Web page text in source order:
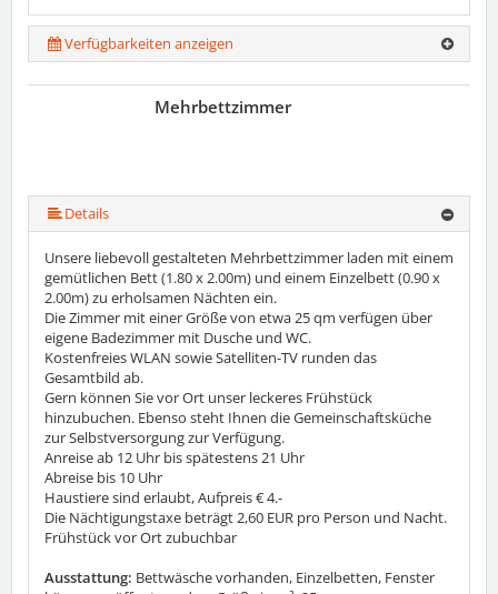
Verfügbarkeiten anzeigen
Mehrbettzimmer
Details
Unsere liebevoll gestalteten Mehrbettzimmer laden mit einem
gemütlichen Bett (1.80 x 2.00m) und einem Einzelbett (0.90 x
2.00m) zu erholsamen Nächten ein.
Die Zimmer mit einer Größe von etwa 25 qm verfügen über
eigene Badezimmer mit Dusche und WC.
Kostenfreies WLAN sowie Satelliten-TV runden das
Gesamtbild ab.
Gern können Sie vor Ort unser leckeres Frühstück
hinzubuchen. Ebenso steht Ihnen die Gemeinschaftsküche
zur Selbstversorgung zur Verfügung.
Anreise ab 12 Uhr bis spätestens 21 Uhr
Abreise bis 10 Uhr
Haustiere sind erlaubt, Aufpreis € 4.-
Die Nächtigungstaxe beträgt 2,60 EUR pro Person und Nacht.
Frühstück vor Ort zubuchbar
Ausstattung: Bettwäsche vorhanden, Einzelbetten, Fenster